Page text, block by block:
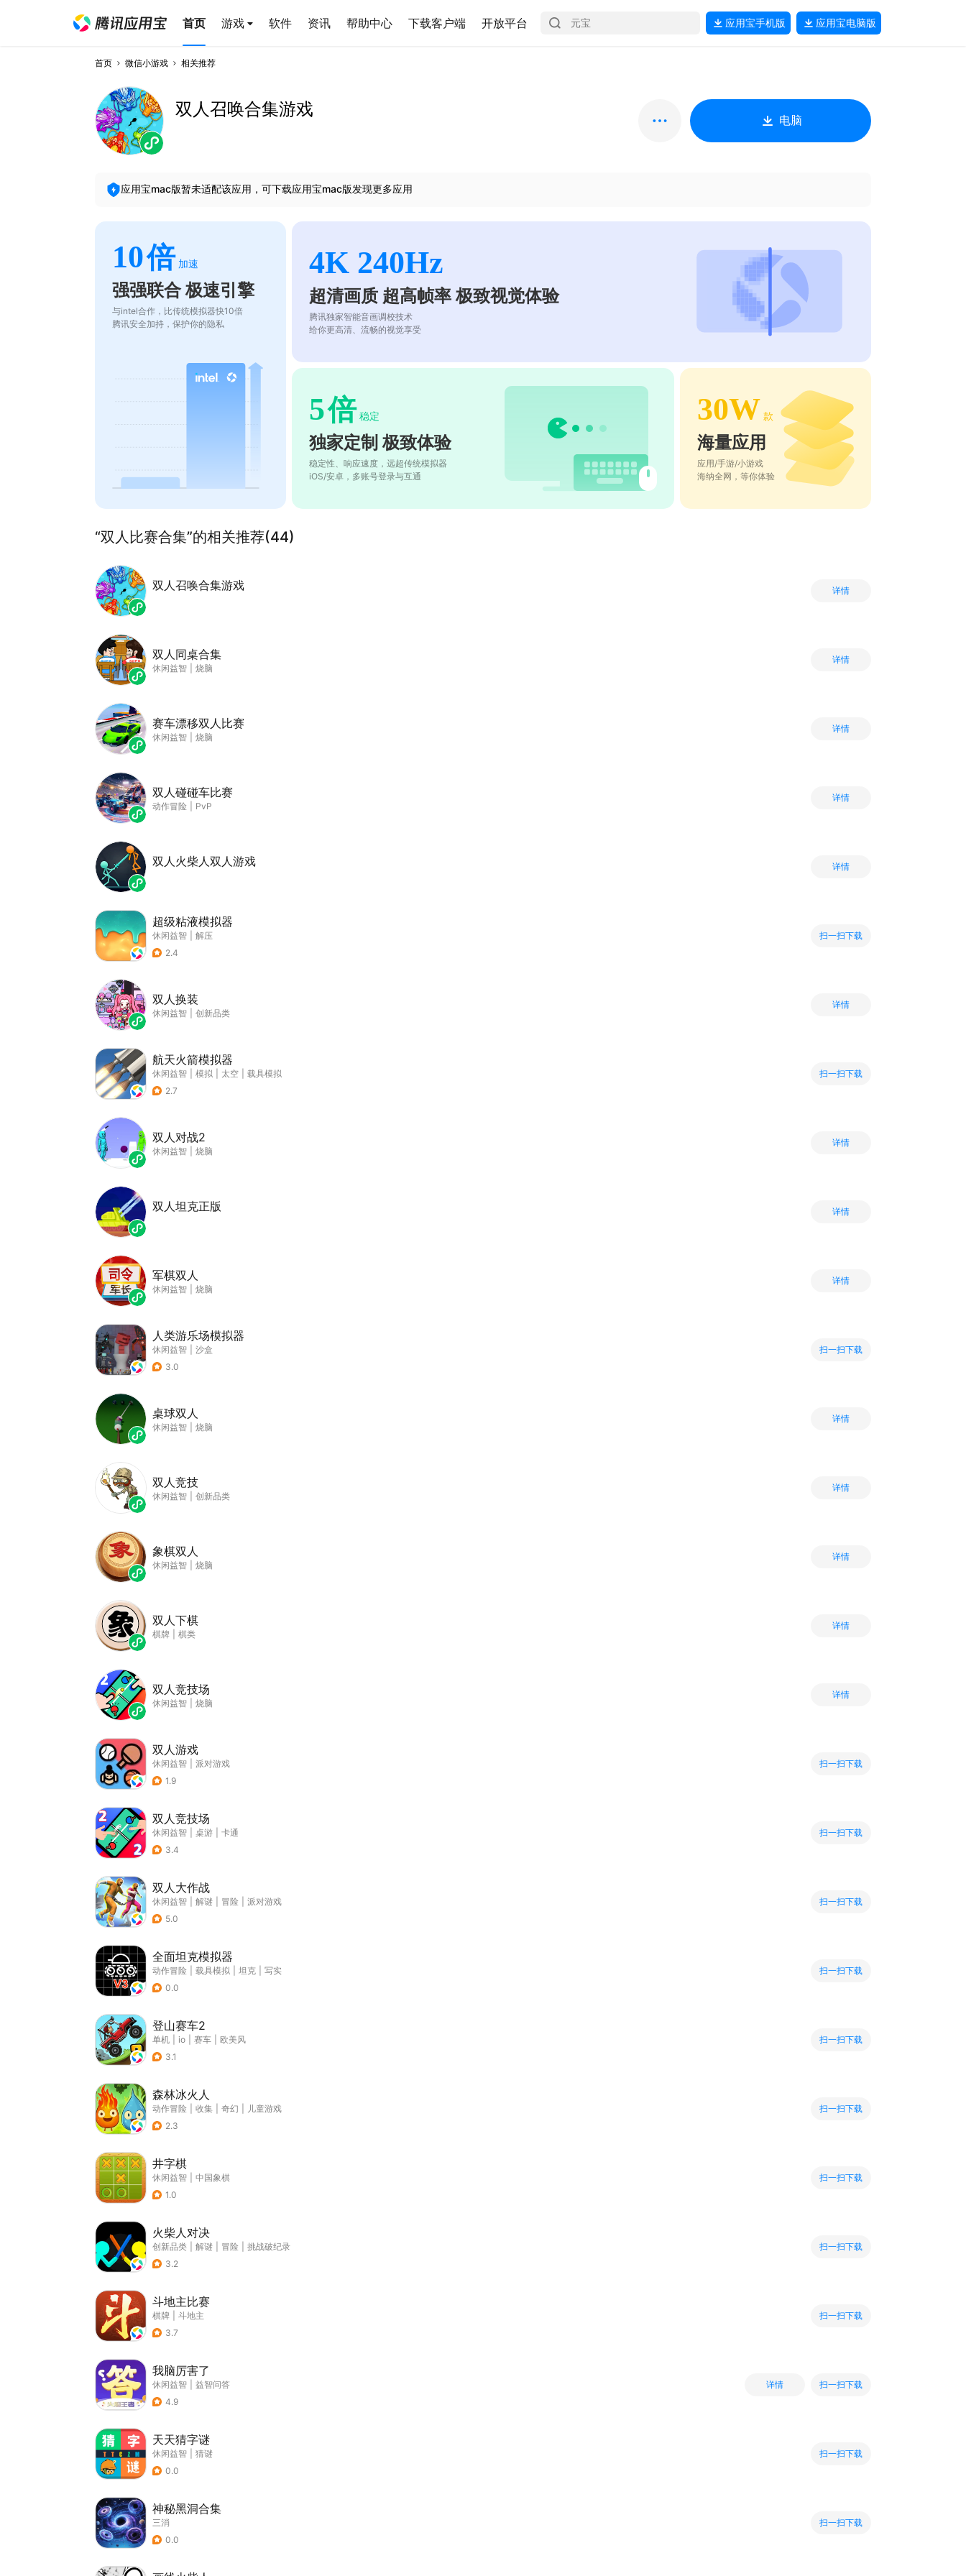
首页 游戏 软件 资讯 帮助中心 下载客户端 开放平台 应用宝手机版 应用宝电脑版
首页 微信小游戏 相关推荐
双人召唤合集游戏
电脑
应用宝mac版暂未适配该应用，可下载应用宝mac版发现更多应用
10倍 加速
强强联合 极速引擎
与intel合作，比传统模拟器快10倍
腾讯安全加持，保护你的隐私
4K 240Hz
超清画质 超高帧率 极致视觉体验
腾讯独家智能音画调校技术
给你更高清、流畅的视觉享受
5倍 稳定
独家定制 极致体验
稳定性、响应速度，远超传统模拟器
iOS/安卓，多账号登录与互通
30W 款
海量应用
应用/手游/小游戏
海纳全网，等你体验
“双人比赛合集”的相关推荐(44)
双人召唤合集游戏 详情
双人同桌合集
休闲益智 烧脑
详情
赛车漂移双人比赛
休闲益智 烧脑
详情
双人碰碰车比赛
动作冒险 PvP
详情
双人火柴人双人游戏 详情
超级粘液模拟器
休闲益智
解压
2.4
扫一扫下载
双人换装
休闲益智 创新品类
详情
航天火箭模拟器
休闲益智 模拟 太空
载具模拟
2.7
扫一扫下载
双人对战2
休闲益智 烧脑
详情
双人坦克正版 详情
军棋双人
休闲益智 烧脑
详情
人类游乐场模拟器
休闲益智
沙盒
3.0
扫一扫下载
桌球双人
休闲益智 烧脑
详情
双人竞技
休闲益智 创新品类
详情
象棋双人
休闲益智 烧脑
详情
双人下棋
棋牌 棋类
详情
双人竞技场
休闲益智 烧脑
详情
双人游戏
休闲益智
派对游戏
1.9
扫一扫下载
双人竞技场
休闲益智 桌游
卡通
3.4
扫一扫下载
双人大作战
休闲益智 解谜 冒险
派对游戏
5.0
扫一扫下载
全面坦克模拟器
动作冒险 载具模拟 坦克
写实
0.0
扫一扫下载
登山赛车2
单机 io 赛车
欧美风
3.1
扫一扫下载
森林冰火人
动作冒险 收集 奇幻
儿童游戏
2.3
扫一扫下载
井字棋
休闲益智
中国象棋
1.0
扫一扫下载
火柴人对决
创新品类 解谜 冒险
挑战破纪录
3.2
扫一扫下载
斗地主比赛
棋牌
斗地主
3.7
扫一扫下载
我脑厉害了
休闲益智
益智问答
4.9
详情 扫一扫下载
天天猜字谜
休闲益智
猜谜
0.0
扫一扫下载
神秘黑洞合集
三消
0.0
扫一扫下载